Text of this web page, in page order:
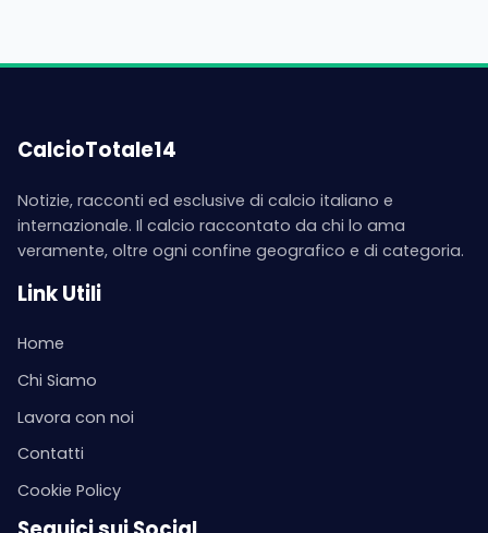
CalcioTotale14
Notizie, racconti ed esclusive di calcio italiano e
internazionale. Il calcio raccontato da chi lo ama
veramente, oltre ogni confine geografico e di categoria.
Link Utili
Home
Chi Siamo
Lavora con noi
Contatti
Cookie Policy